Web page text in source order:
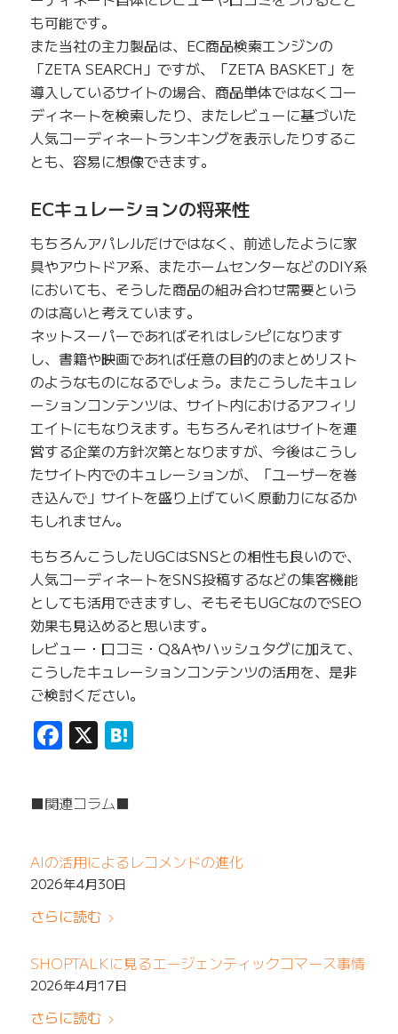
も可能です。
また当社の主力製品は、EC商品検索エンジンの
「ZETA SEARCH」ですが、「ZETA BASKET」を
導入しているサイトの場合、商品単体ではなくコー
ディネートを検索したり、またレビューに基づいた
人気コーディネートランキングを表示したりするこ
とも、容易に想像できます。
ECキュレーションの将来性
もちろんアパレルだけではなく、前述したように家
具やアウトドア系、またホームセンターなどのDIY系
においても、そうした商品の組み合わせ需要という
のは高いと考えています。
ネットスーパーであればそれはレシピになります
し、書籍や映画であれば任意の目的のまとめリスト
のようなものになるでしょう。またこうしたキュレ
ーションコンテンツは、サイト内におけるアフィリ
エイトにもなりえます。もちろんそれはサイトを運
営する企業の方針次第となりますが、今後はこうし
たサイト内でのキュレーションが、「ユーザーを巻
き込んで」サイトを盛り上げていく原動力になるか
もしれません。
もちろんこうしたUGCはSNSとの相性も良いので、
人気コーディネートをSNS投稿するなどの集客機能
としても活用できますし、そもそもUGCなのでSEO
効果も見込めると思います。
レビュー・口コミ・Q&Aやハッシュタグに加えて、
こうしたキュレーションコンテンツの活用を、是非
ご検討ください。
Facebook
X Hatena
■関連コラム■
AIの活用によるレコメンドの進化
2026年4月30日
さらに読む
SHOPTALKに見るエージェンティックコマース事情
2026年4月17日
さらに読む